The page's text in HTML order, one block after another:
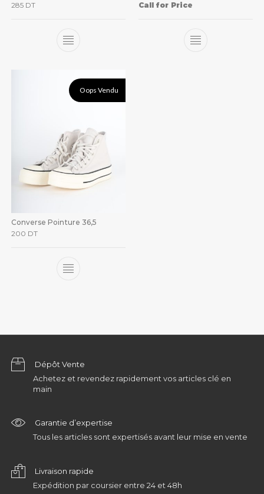
285 DT
Call for Price
Oops Vendu
Converse Pointure 36,5
200 DT
Dépôt Vente
Achetez et revendez rapidement vos articles clé en
main
Garantie d’expertise
Tous les articles sont expertisés avant leur mise en vente
Livraison rapide
Expédition par coursier entre 24 et 48h